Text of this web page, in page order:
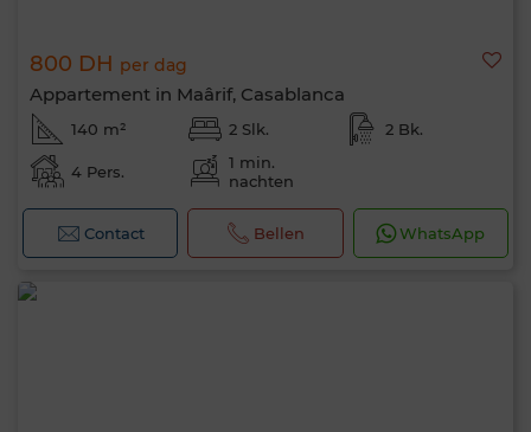
800 DH per dag
Appartement in Maârif, Casablanca
140 m² 2 Slk. 2 Bk.
4 Pers.
1 min.
nachten
Contact Bellen WhatsApp